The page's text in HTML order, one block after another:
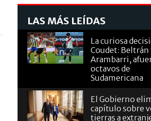
LAS MÁS LEÍDAS
La curiosa
Coudet: Beltrán
Arambarri,
octavos de
Sudamericana
El Gobierno
capítulo sobre
tierras a